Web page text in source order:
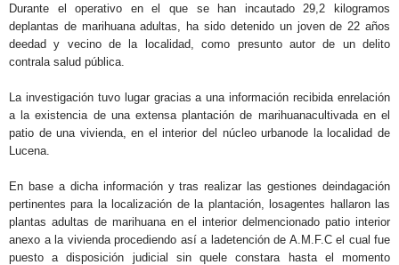
Durante el operativo en el que se han incautado 29,2 kilogramos
deplantas de marihuana adultas, ha sido detenido un joven de 22 años
deedad y vecino de la localidad, como presunto autor de un delito
contrala salud pública.
La investigación tuvo lugar gracias a una información recibida enrelación
a la existencia de una extensa plantación de marihuanacultivada en el
patio de una vivienda, en el interior del núcleo urbanode la localidad de
Lucena.
En base a dicha información y tras realizar las gestiones deindagación
pertinentes para la localización de la plantación, losagentes hallaron las
plantas adultas de marihuana en el interior delmencionado patio interior
anexo a la vivienda procediendo así a ladetención de A.M.F.C el cual fue
puesto a disposición judicial sin quele constara hasta el momento